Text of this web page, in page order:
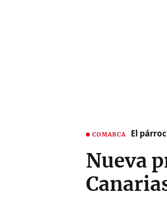
COMARCA El
Nueva